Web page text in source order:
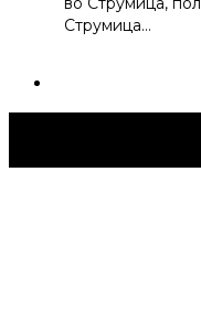
Струмица…